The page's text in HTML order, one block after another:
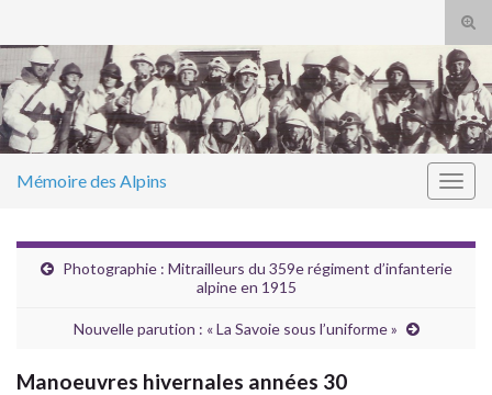
Search for:
Mémoire des Alpins
Photographie : Mitrailleurs du 359e régiment d’infanterie
alpine en 1915
Nouvelle parution : « La Savoie sous l’uniforme »
Manoeuvres hivernales années 30